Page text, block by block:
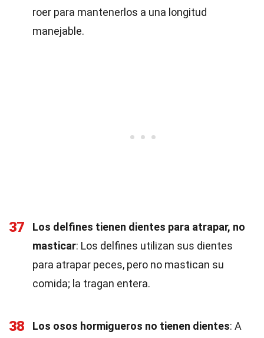
roer para mantenerlos a una longitud
manejable.
37
Los delfines tienen dientes para atrapar, no
masticar: Los delfines utilizan sus dientes
para atrapar peces, pero no mastican su
comida; la tragan entera.
38 Los osos hormigueros no tienen dientes: A